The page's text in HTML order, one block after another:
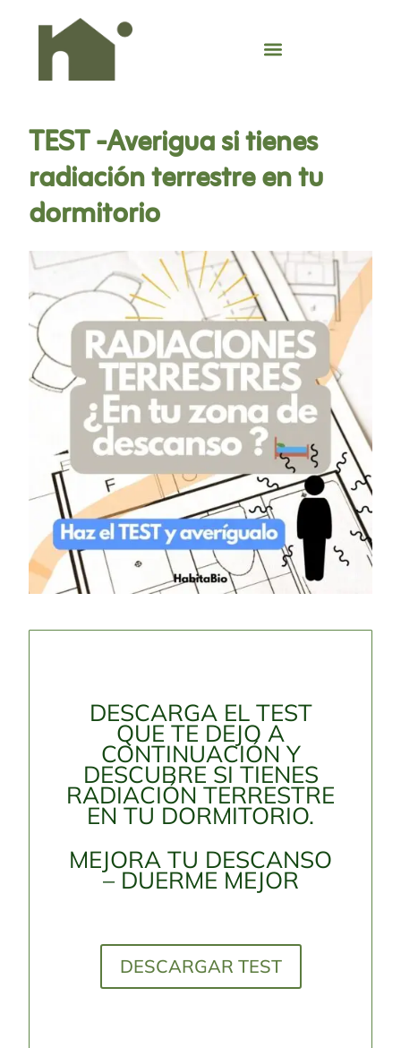
TEST -Averigua si tienes
radiación terrestre en tu
dormitorio
DESCARGA EL TEST
QUE TE DEJO A
CONTINUACIÓN Y
DESCUBRE SI TIENES
RADIACIÓN TERRESTRE
EN TU DORMITORIO.
MEJORA TU DESCANSO
– DUERME MEJOR
DESCARGAR TEST